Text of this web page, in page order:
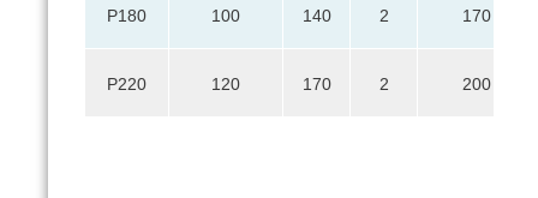
Р180 100 140 2 170
P220 120 170 2 200